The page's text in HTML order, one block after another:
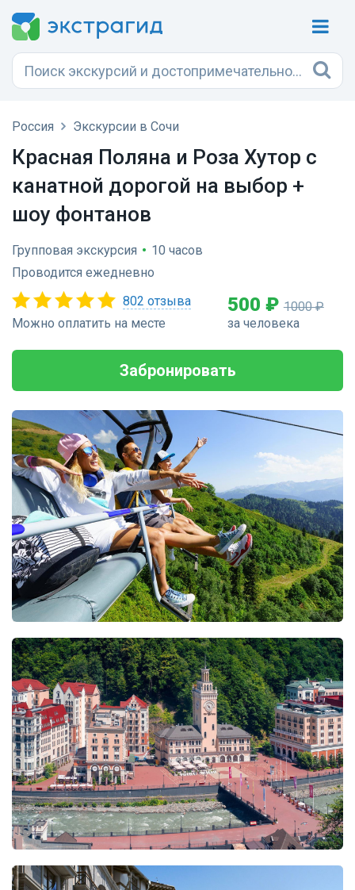
Россия Экскурсии в Сочи
Красная Поляна и Роза Хутор с
канатной дорогой на выбор +
шоу фонтанов
Групповая экскурсия • 10 часов
Проводится ежедневно
802 отзыва
Можно оплатить на месте
500 ₽ 1000 ₽
за человека
Забронировать